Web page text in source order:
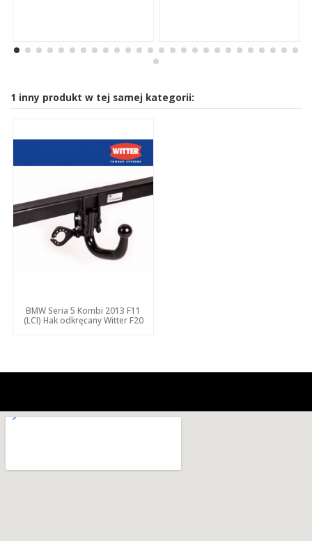
1 inny produkt w tej samej kategorii:
BMW Seria 5 Kombi 2013 F11
(LCI) Hak odkręcany Witter F20